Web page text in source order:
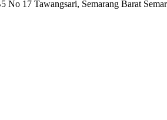
No 17 Tawangsari, Semarang Barat